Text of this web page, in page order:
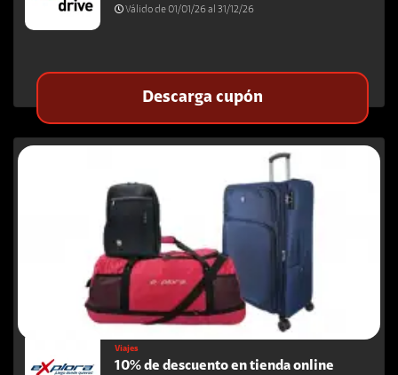
Válido de 01/01/26 al 31/12/26
Descarga cupón
Viajes
10% de descuento en tienda online